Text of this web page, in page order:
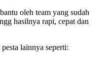
oleh team yang sudah
hasilnya rapi, cepat dan
lainnya seperti: